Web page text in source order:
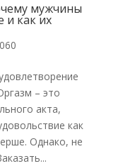
мужчины
и как их
– это
акта,
как
Однако, не